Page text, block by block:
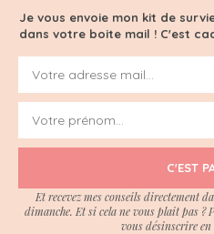
Je vous envoie mon kit de
dans votre boite mail ! C'est
C'EST
Et recevez mes conseils directement
dimanche. Et si cela ne vous plait pas ?
vous désinscrire